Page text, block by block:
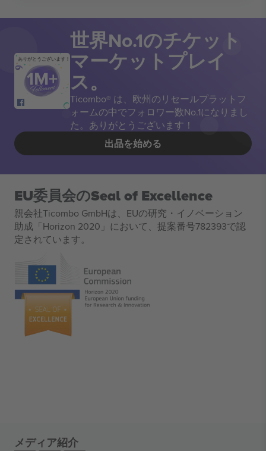
ありがとうございます！
世界No.1のチケット
マーケットプレイ
ス。
Ticombo® は、欧州のリセールプラットフ
ォームの中でフォロワー数No.1になりまし
た。ありがとうございます！
出品を始める
EU委員会のSeal of Excellence
親会社Ticombo GmbHは、EUの研究・イノベーション
助成「Horizon 2020」において、提案番号782393で認
定されています。
メディア紹介